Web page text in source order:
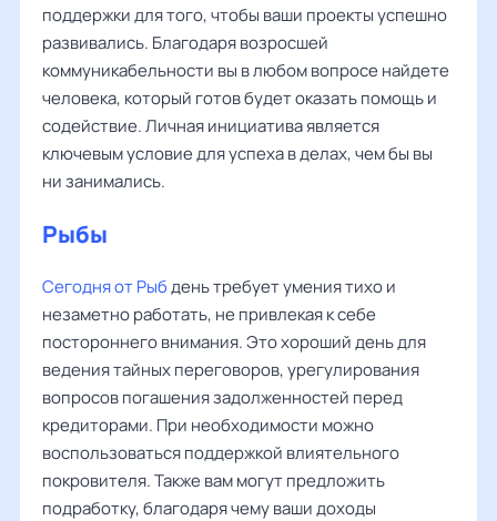
поддержки для того, чтобы ваши проекты успешно
развивались. Благодаря возросшей
коммуникабельности вы в любом вопросе найдете
человека, который готов будет оказать помощь и
содействие. Личная инициатива является
ключевым условие для успеха в делах, чем бы вы
ни занимались.
Рыбы
Сегодня от Рыбдень требует умения тихо и
незаметно работать, не привлекая к себе
постороннего внимания. Это хороший день для
ведения тайных переговоров, урегулирования
вопросов погашения задолженностей перед
кредиторами. При необходимости можно
воспользоваться поддержкой влиятельного
покровителя. Также вам могут предложить
подработку, благодаря чему ваши доходы